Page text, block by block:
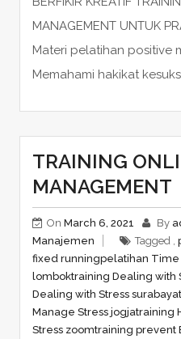
MANAGEMENT UNTUK
Materi pelatihan positive
Memahami hakikat
TRAINING
MANAGEMENT
On March 6, 2021 By
Manajemen
Tagged ,
fixed runningpelatihan
lomboktraining Dealing with
Dealing with Stress surabaya
Manage Stress jogjatraining
Stress zoomtraining prevent